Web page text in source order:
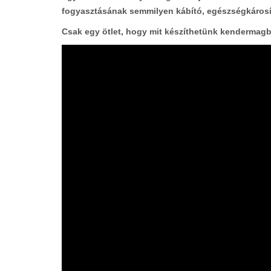
fogyasztásának semmilyen kábító,
Csak egy ötlet, hogy mit készíthetünk